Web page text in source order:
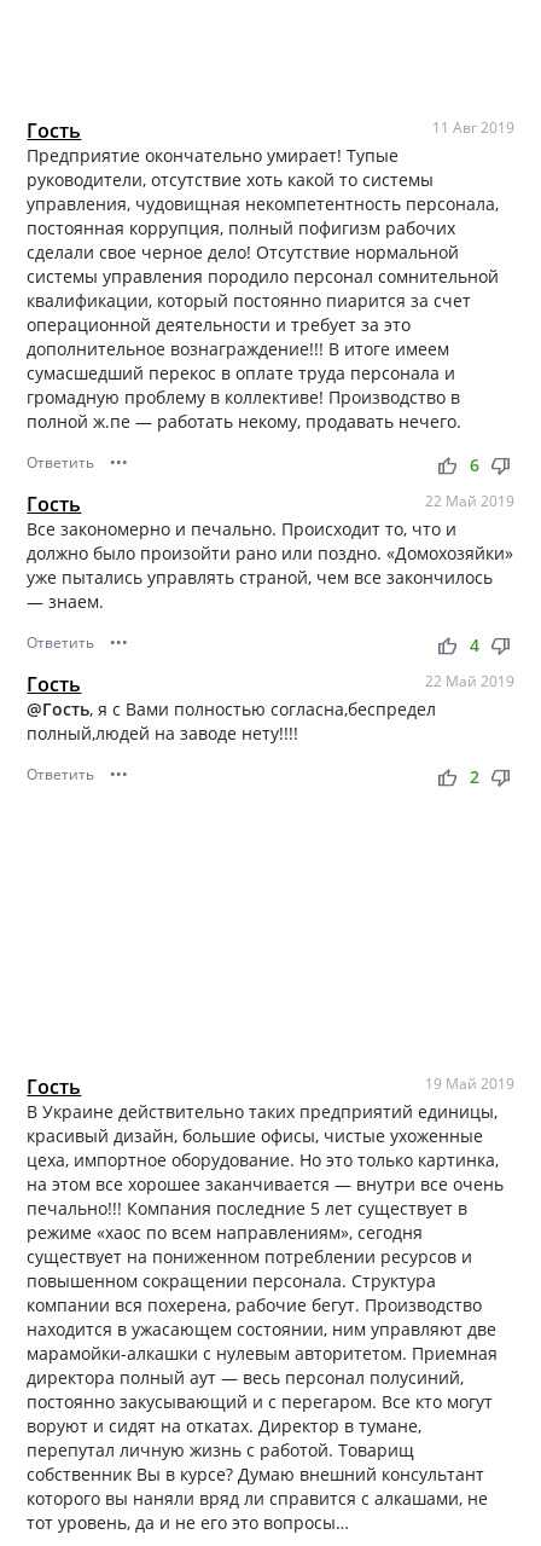
Гость 11 Авг 2019
Предприятие окончательно умирает! Тупые
руководители, отсутствие хоть какой то системы
управления, чудовищная некомпетентность персонала,
постоянная коррупция, полный пофигизм рабочих
сделали свое черное дело! Отсутствие нормальной
системы управления породило персонал сомнительной
квалификации, который постоянно пиарится за счет
операционной деятельности и требует за это
дополнительное вознаграждение!!! В итоге имеем
сумасшедший перекос в оплате труда персонала и
громадную проблему в коллективе! Производство в
полной ж.пе — работать некому, продавать нечего.
Ответить ••• thumb_up thumb_down
6
Гость 22 Май 2019
Все закономерно и печально. Происходит то, что и
должно было произойти рано или поздно. «Домохозяйки»
уже пытались управлять страной, чем все закончилось
— знаем.
Ответить ••• thumb_up thumb_down
4
Гость 22 Май 2019
@Гость, я с Вами полностью согласна,беспредел
полный,людей на заводе нету!!!!
Ответить ••• thumb_up thumb_down
2
Гость 19 Май 2019
В Украине действительно таких предприятий единицы,
красивый дизайн, большие офисы, чистые ухоженные
цеха, импортное оборудование. Но это только картинка,
на этом все хорошее заканчивается — внутри все очень
печально!!! Компания последние 5 лет существует в
режиме «хаос по всем направлениям», сегодня
существует на пониженном потреблении ресурсов и
повышенном сокращении персонала. Структура
компании вся похерена, рабочие бегут. Производство
находится в ужасающем состоянии, ним управляют две
марамойки-алкашки с нулевым авторитетом. Приемная
директора полный аут — весь персонал полусиний,
постоянно закусывающий и с перегаром. Все кто могут
воруют и сидят на откатах. Директор в тумане,
перепутал личную жизнь с работой. Товарищ
собственник Вы в курсе? Думаю внешний консультант
которого вы наняли вряд ли справится с алкашами, не
тот уровень, да и не его это вопросы…